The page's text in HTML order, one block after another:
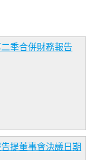
季合併財務報告
提董事會決議日期